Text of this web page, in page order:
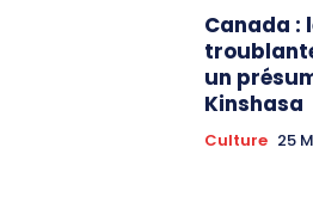
Canada :
un
Kinshasa
Culture 25